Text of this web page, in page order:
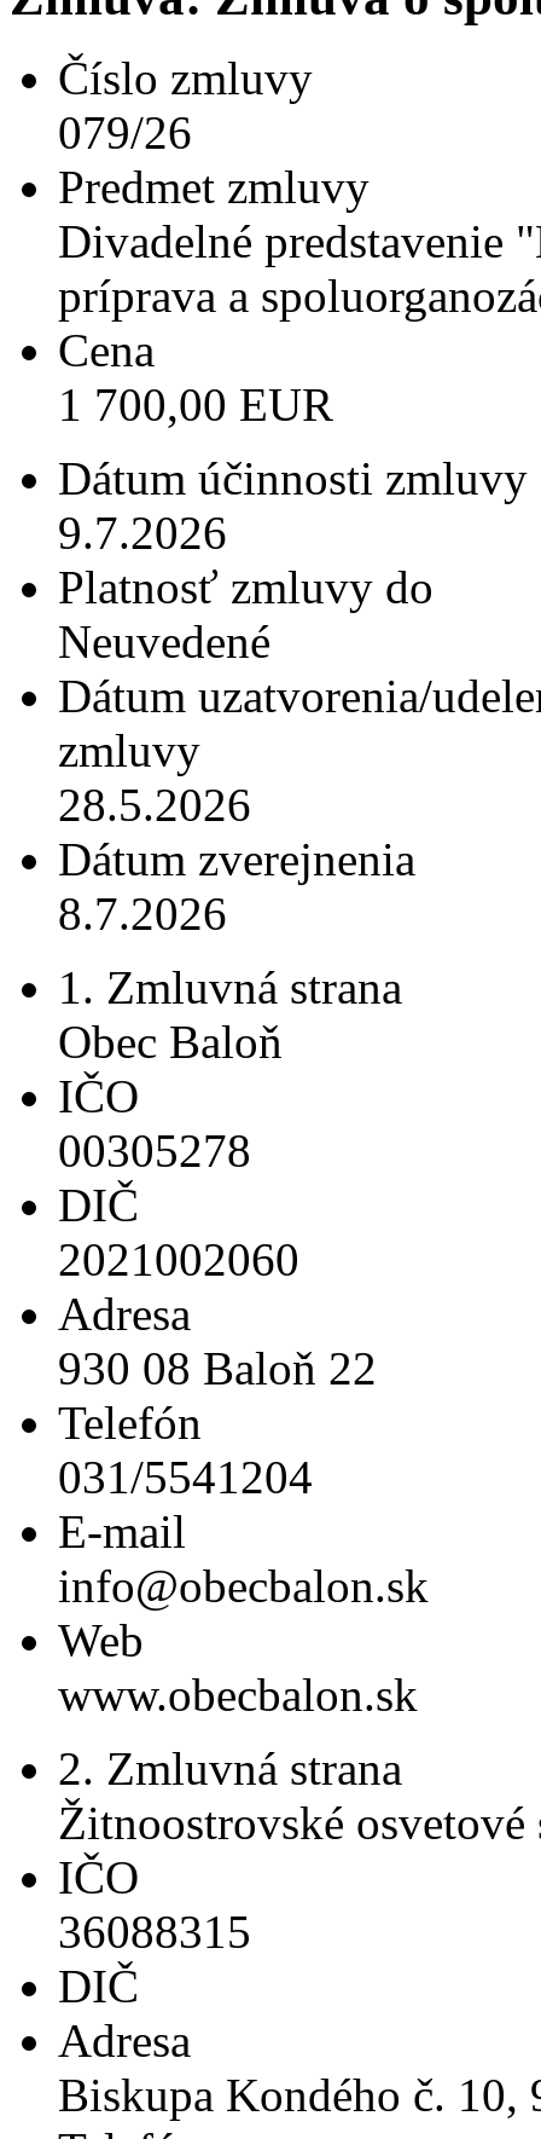
Číslo zmluvy
079/26
Predmet zmluvy
Divadelné predstavenie
príprava a
Cena
1 700,00 EUR
Dátum účinnosti zmluvy
9.7.2026
Platnosť zmluvy do
Neuvedené
Dátum uzatvorenia/
zmluvy
28.5.2026
Dátum zverejnenia
8.7.2026
1. Zmluvná strana
Obec Baloň
IČO
00305278
DIČ
2021002060
Adresa
930 08 Baloň 22
Telefón
031/5541204
E-mail
info@obecbalon.sk
Web
www.obecbalon.sk
2. Zmluvná strana
Žitnoostrovské osvetové
IČO
36088315
DIČ
Adresa
Biskupa Kondého č. 10,